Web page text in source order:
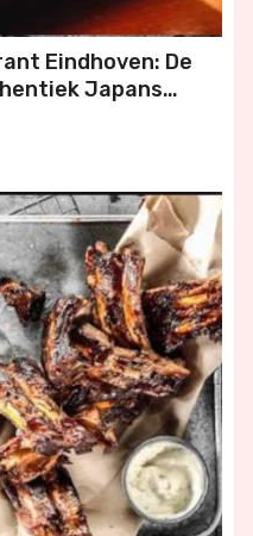
Eindhoven: De
Japans